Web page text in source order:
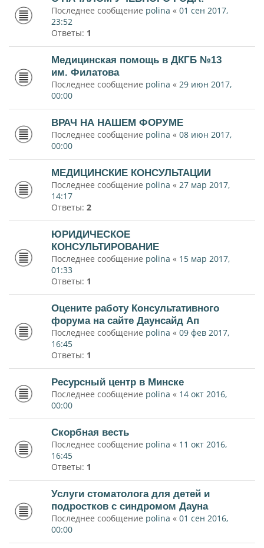
Последнее сообщение polina « 01 сен 2017,
23:52
Ответы: 1
Медицинская помощь в ДКГБ №13
им. Филатова
Последнее сообщение polina « 29 июн 2017,
00:00
ВРАЧ НА НАШЕМ ФОРУМЕ
Последнее сообщение polina « 08 июн 2017,
00:00
МЕДИЦИНСКИЕ КОНСУЛЬТАЦИИ
Последнее сообщение polina « 27 мар 2017,
14:17
Ответы: 2
ЮРИДИЧЕСКОЕ
КОНСУЛЬТИРОВАНИЕ
Последнее сообщение polina « 15 мар 2017,
01:33
Ответы: 1
Оцените работу Консультативного
форума на сайте Даунсайд Ап
Последнее сообщение polina « 09 фев 2017,
16:45
Ответы: 1
Ресурсный центр в Минске
Последнее сообщение polina « 14 окт 2016,
00:00
Скорбная весть
Последнее сообщение polina « 11 окт 2016,
16:45
Ответы: 1
Услуги стоматолога для детей и
подростков с синдромом Дауна
Последнее сообщение polina « 01 сен 2016,
00:00